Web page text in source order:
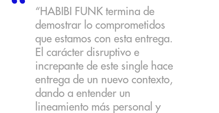
“HABIBI FUNK termina de
demostrar lo comprometidos
que estamos con esta entrega.
El carácter disruptivo e
increpante de este single hace
entrega de un nuevo contexto,
dando a entender un
lineamiento más personal y